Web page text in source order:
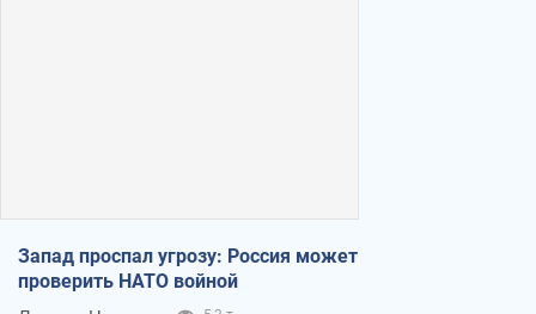
Запад проспал угрозу: Россия может
проверить НАТО войной